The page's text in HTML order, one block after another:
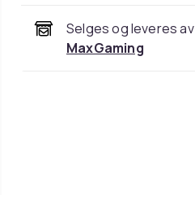
Selges og leveres av
MaxGaming